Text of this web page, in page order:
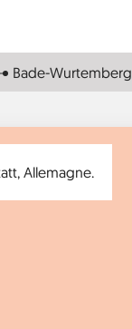
Bade-Wurtemberg